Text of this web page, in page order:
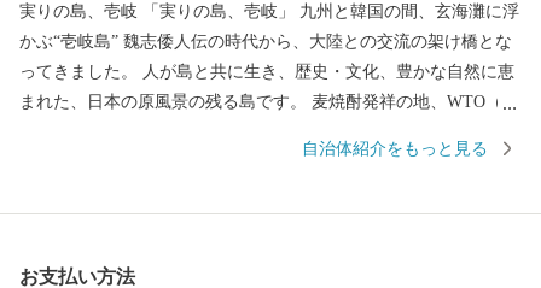
実りの島、壱岐 「実りの島、壱岐」 九州と韓国の間、玄海灘に浮
かぶ“壱岐島” 魏志倭人伝の時代から、大陸との交流の架け橋とな
ってきました。 人が島と共に生き、歴史・文化、豊かな自然に恵
まれた、日本の原風景の残る島です。 麦焼酎発祥の地、WTO（世
牛、ウニ、海産物など、豊饒な自然が育むS級食材。 国特別史跡
自治体紹介をもっと見る
お支払い方法